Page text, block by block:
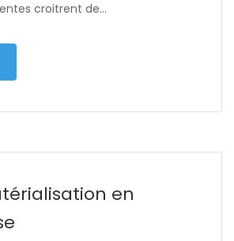
croitrent de…
en